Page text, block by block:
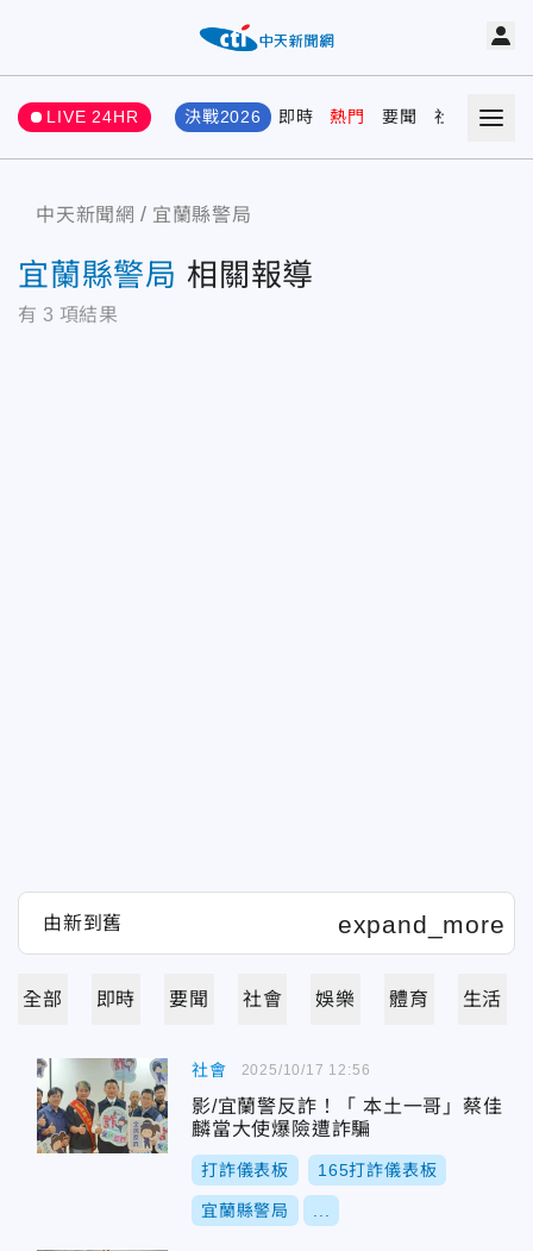
LIVE 24HR 決戰2026 即時 熱門 要聞 社會 娛樂
中天新聞網 宜蘭縣警局
宜蘭縣警局 相關報導
有 3 項結果
全部 即時 要聞 社會 娛樂 體育 生活
社會
影/宜蘭警反詐！「 本土一哥」蔡佳
麟當大使爆險遭詐騙
打詐儀表板 165打詐儀表板
宜蘭縣警局
2025/10/17 12:56